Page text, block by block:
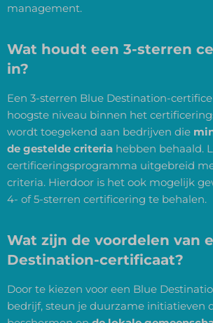
management.
Wat houdt een 3-sterren
in?
Een 3-sterren Blue Destination-
hoogste niveau binnen het
wordt toegekend aan bedrijven die
de gestelde criteria hebben behaald.
certificeringsprogramma uitgebreid
criteria. Hierdoor is het ook mogelijk
4- of 5-sterren certificering te behalen.
Wat zijn de voordelen van
Destination-certificaat?
Door te kiezen voor een Blue
bedrijf, steun je duurzame initiatieven